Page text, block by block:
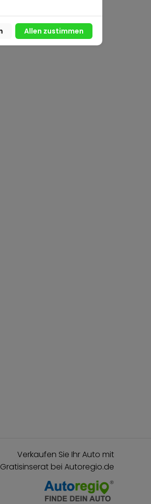
Verkaufen Sie Ihr Auto mit
Gratisinserat bei Autoregio.de